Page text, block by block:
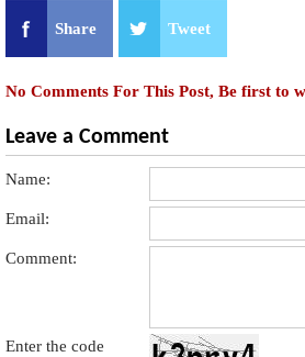
Share Tweet
No Comments For This Post, Be first to
Leave a Comment
Name:
Email:
Comment:
Enter the code